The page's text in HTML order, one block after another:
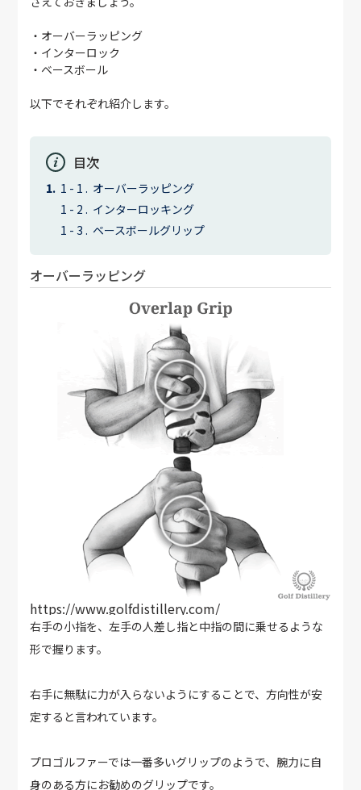
・オーバーラッピング
・インターロック
・ベースボール
以下でそれぞれ紹介します。
目次
オーバーラッピング
インターロッキング
ベースボールグリップ
オーバーラッピング
https://www.golfdistillery.com/
右手の小指を、左手の人差し指と中指の間に乗せるような
形で握ります。
右手に無駄に力が入らないようにすることで、方向性が安
定すると言われています。
プロゴルファーでは一番多いグリップのようで、腕力に自
身のある方にお勧めのグリップです。